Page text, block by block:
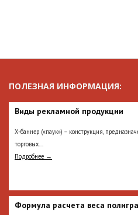
ПОЛЕЗНАЯ ИНФОРМАЦИЯ:
Виды рекламной продукции
Х-баннер («паук») – конструкция,
торговых...
Подробнее →
Формула расчета веса